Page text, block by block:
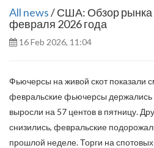
All news/ США: Обзор рынка
февраля 2026 года
16 Feb 2026, 11:04
Фьючерсы на живой скот показали
февральские фьючерсы держались
выросли на 57 центов в пятницу.
снизились, февральские
прошлой неделе. Торги на